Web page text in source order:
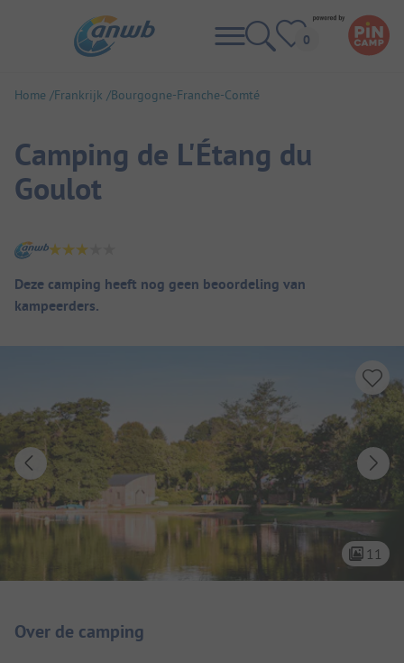
Home Frankrijk Bourgogne-Franche-Comté
Camping de L'Étang du
Goulot
Camping overzicht
Deze camping heeft nog geen beoordeling van
kampeerders.
11
Over de camping